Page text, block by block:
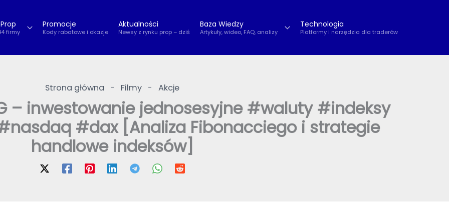
firmy
Promocje
Kody rabatowe i okazje
Aktualności
Newsy z rynku prop – dziś
Baza Wiedzy
Artykuły, wideo, FAQ, analizy
Technologia
Platformy i narzędzia dla traderów
Strona główna - Filmy - Akcje
– inwestowanie jednosesyjne #waluty #indeksy
#dax [Analiza Fibonacciego i strategie
handlowe indeksów]